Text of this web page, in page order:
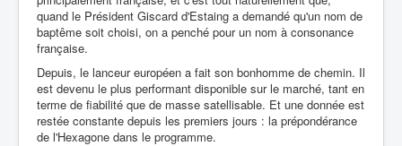
quand le Président Giscard d'Estaing a demandé qu'un nom de
baptême soit choisi, on a penché pour un nom à consonance
française.
Depuis, le lanceur européen a fait son bonhomme de chemin. Il
est devenu le plus performant disponible sur le marché, tant en
terme de fiabilité que de masse satellisable. Et une donnée est
restée constante depuis les premiers jours : la prépondérance
de l'Hexagone dans le programme.